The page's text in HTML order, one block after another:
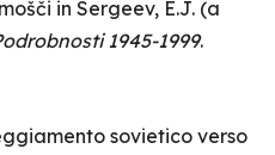
in Sergeev, E.J. (a
1945-1999.
sovietico verso